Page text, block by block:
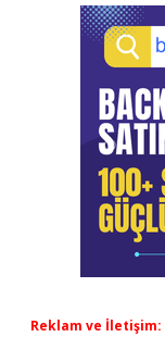
Reklam ve İletişim: